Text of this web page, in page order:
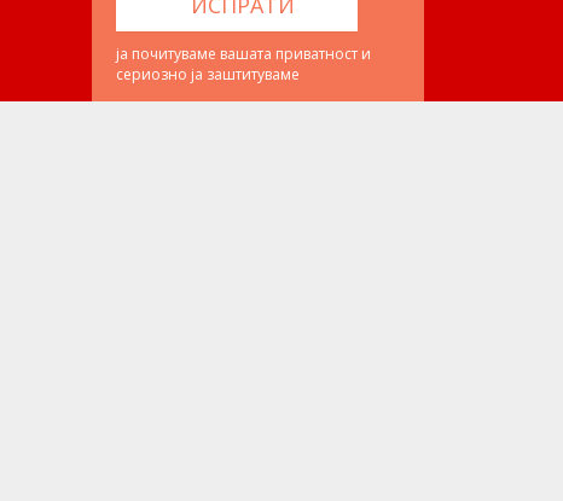
ја почитуваме вашата приватност и
сериозно ја заштитуваме